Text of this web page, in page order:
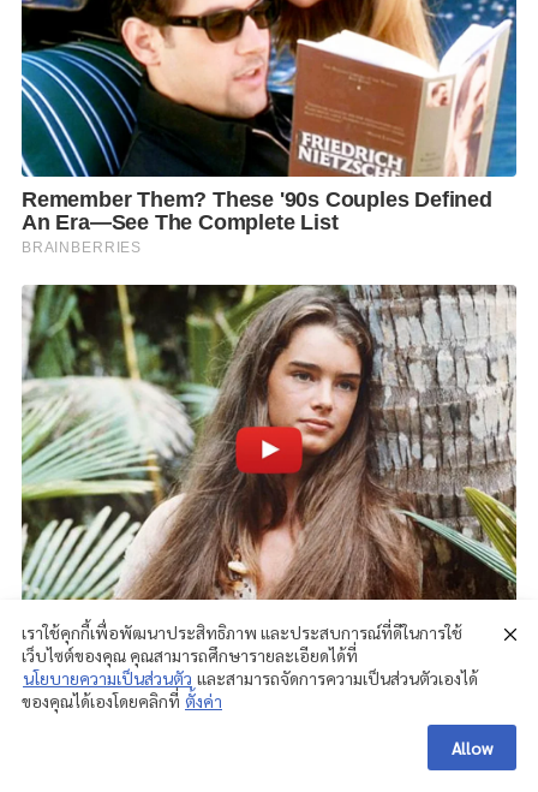
เราใช้คุกกี้เพื่อพัฒนาประสิทธิภาพ และประสบการณ์ที่ดีในการใช้
เว็บไซต์ของคุณ คุณสามารถศึกษารายละเอียดได้ที่
นโยบายความเป็นส่วนตัว และสามารถจัดการความเป็นส่วนตัวเองได้
ของคุณได้เองโดยคลิกที่ ตั้งค่า
Allow